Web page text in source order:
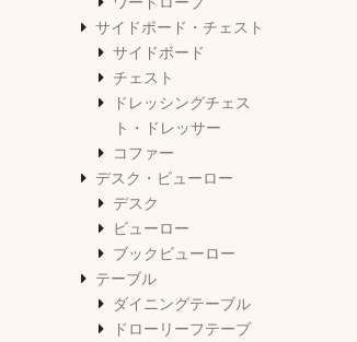
サイドボード・チェスト
サイドボード
チェスト
ドレッシングチェス
ト・ドレッサー
コファー
デスク・ビューロー
デスク
ビューロー
ブックビューロー
テーブル
ダイニングテーブル
ドローリーフテーブ